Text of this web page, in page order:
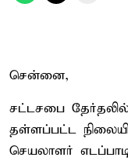
சென்னை,
சட்டசபை
தள்ளப்பட்ட
செயலாளர்